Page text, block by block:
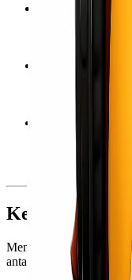
Negosiasi Tarif:
untuk
pelayaran, yang
Penanganan
pengiriman barang
khusus, seperti
mudah rusak,
pemilik barang,
asuransi untuk
kehilangan
Keuntungan
Menggunakan jasa
antaranya: